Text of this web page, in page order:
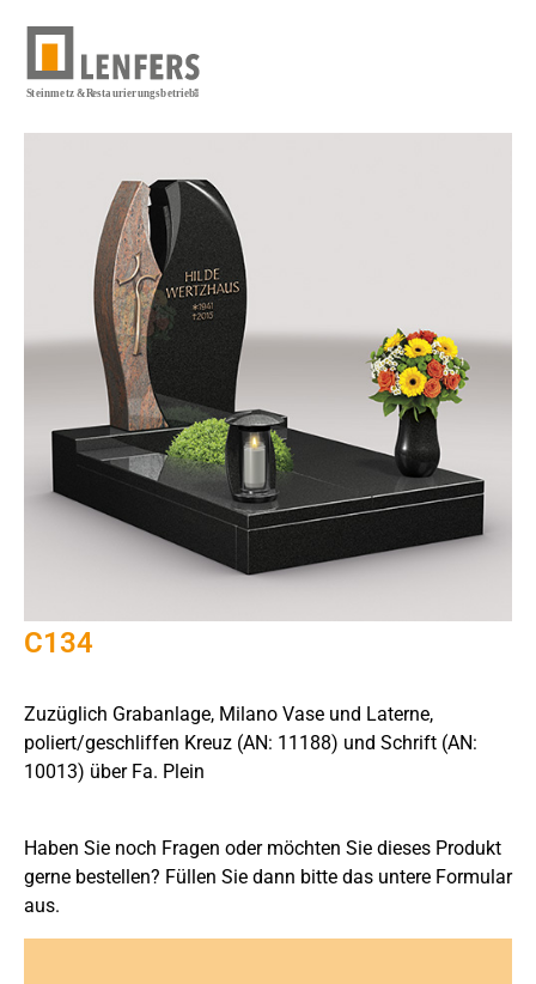
C134
Zuzüglich Grabanlage, Milano Vase und Laterne,
poliert/geschliffen Kreuz (AN: 11188) und Schrift (AN:
10013) über Fa. Plein
Haben Sie noch Fragen oder möchten Sie dieses Produkt
gerne bestellen? Füllen Sie dann bitte das untere Formular
aus.